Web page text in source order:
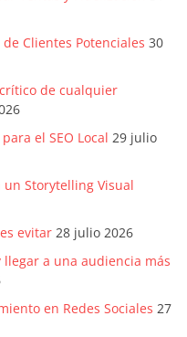
Clientes Potenciales 30
de cualquier
el SEO Local 29 julio
Storytelling Visual
evitar 28 julio 2026
a una audiencia más
en Redes Sociales 27